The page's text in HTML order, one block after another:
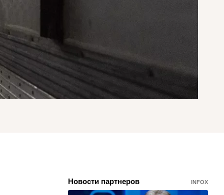
Новости партнеров INFOX